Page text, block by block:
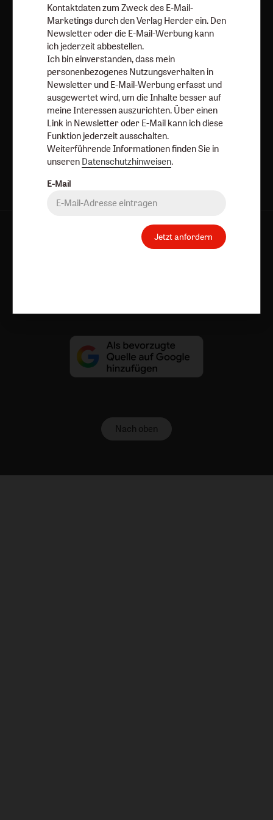
Newsletter oder E-Mail kann ich diese Funktion jederzeit
ausschalten.
Weiterführende Informationen finden Sie in unseren
Datenschutzhinweisen
AGB und Widerrufsbelehrung
Datenschutz
Impressum
Nach oben
Kontaktdaten zum Zweck des E-Mail-
Marketings durch den Verlag Herder ein. Den
Newsletter oder die E-Mail-Werbung kann
ich jederzeit abbestellen.
Ich bin einverstanden, dass mein
personenbezogenes Nutzungsverhalten in
Newsletter und E-Mail-Werbung erfasst und
ausgewertet wird, um die Inhalte besser auf
meine Interessen auszurichten. Über einen
Link in Newsletter oder E-Mail kann ich diese
Funktion jederzeit ausschalten.
Weiterführende Informationen finden Sie in
unseren Datenschutzhinweisen.
E-Mail
Jetzt anfordern